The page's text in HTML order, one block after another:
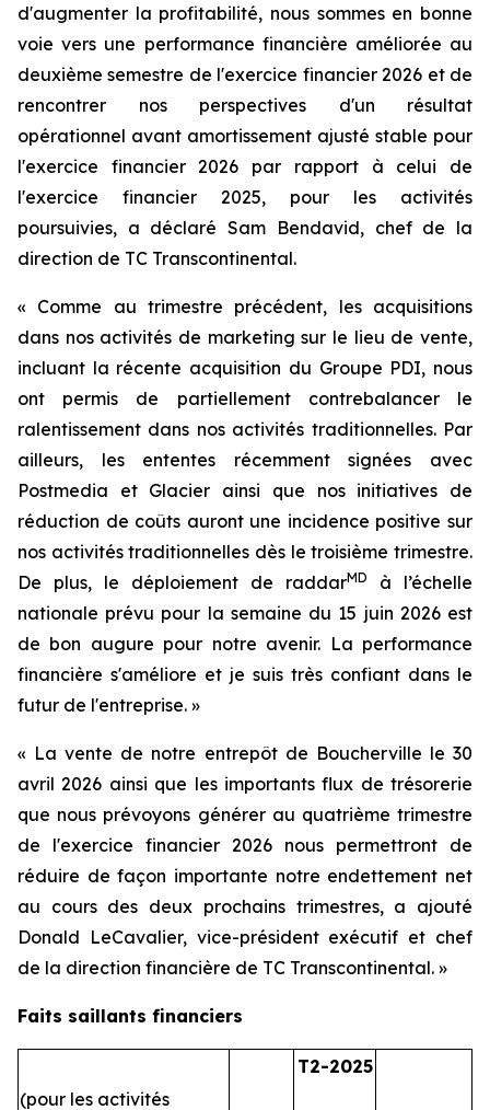
d'augmenter la profitabilité, nous sommes en bonne
voie vers une performance financière améliorée au
deuxième semestre de l'exercice financier 2026 et de
rencontrer nos perspectives d'un résultat
opérationnel avant amortissement ajusté stable pour
l'exercice financier 2026 par rapport à celui de
l'exercice financier 2025, pour les activités
poursuivies, a déclaré Sam Bendavid, chef de la
direction de TC Transcontinental.
« Comme au trimestre précédent, les acquisitions
dans nos activités de marketing sur le lieu de vente,
incluant la récente acquisition du Groupe PDI, nous
ont permis de partiellement contrebalancer le
ralentissement dans nos activités traditionnelles. Par
ailleurs, les ententes récemment signées avec
Postmedia et Glacier ainsi que nos initiatives de
réduction de coûts auront une incidence positive sur
nos activités traditionnelles dès le troisième trimestre.
De plus, le déploiement de raddarMD
à l’échelle
nationale prévu pour la semaine du 15 juin 2026 est
de bon augure pour notre avenir. La performance
financière s'améliore et je suis très confiant dans le
futur de l'entreprise. »
« La vente de notre entrepôt de Boucherville le 30
avril 2026 ainsi que les importants flux de trésorerie
que nous prévoyons générer au quatrième trimestre
de l'exercice financier 2026 nous permettront de
réduire de façon importante notre endettement net
au cours des deux prochains trimestres, a ajouté
Donald LeCavalier, vice-président exécutif et chef
de la direction financière de TC Transcontinental. »
Faits saillants financiers
T2-2025
(pour les activités